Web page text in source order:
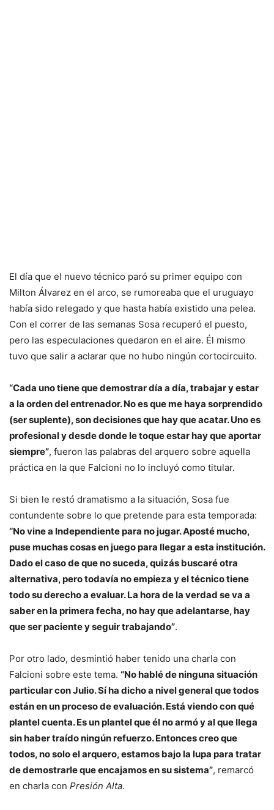
El día que el nuevo técnico paró su primer equipo con
Milton Álvarez en el arco, se rumoreaba que el uruguayo
había sido relegado y que hasta había existido una pelea.
Con el correr de las semanas Sosa recuperó el puesto,
pero las especulaciones quedaron en el aire. Él mismo
tuvo que salir a aclarar que no hubo ningún cortocircuito.
“Cada uno tiene que demostrar día a día, trabajar y estar
a la orden del entrenador. No es que me haya sorprendido
(ser suplente), son decisiones que hay que acatar. Uno es
profesional y desde donde le toque estar hay que aportar
siempre”, fueron las palabras del arquero sobre aquella
práctica en la que Falcioni no lo incluyó como titular.
Si bien le restó dramatismo a la situación, Sosa fue
contundente sobre lo que pretende para esta temporada:
“No vine a Independiente para no jugar. Aposté mucho,
puse muchas cosas en juego para llegar a esta institución.
Dado el caso de que no suceda, quizás buscaré otra
alternativa, pero todavía no empieza y el técnico tiene
todo su derecho a evaluar. La hora de la verdad se va a
saber en la primera fecha, no hay que adelantarse, hay
que ser paciente y seguir trabajando”.
Por otro lado, desmintió haber tenido una charla con
Falcioni sobre este tema. “No hablé de ninguna situación
particular con Julio. Sí ha dicho a nivel general que todos
están en un proceso de evaluación. Está viendo con qué
plantel cuenta. Es un plantel que él no armó y al que llega
sin haber traído ningún refuerzo. Entonces creo que
todos, no solo el arquero, estamos bajo la lupa para tratar
de demostrarle que encajamos en su sistema”, remarcó
en charla con Presión Alta.